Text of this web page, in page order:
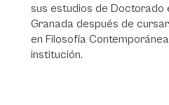
sus estudios de Doctorado
Granada después de
en Filosofía
institución.